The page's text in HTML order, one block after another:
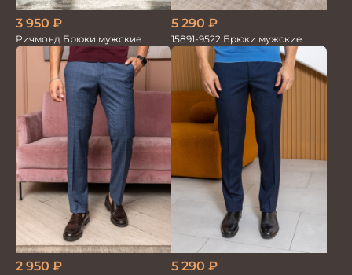
3 950 ₽
Ричмонд Брюки мужские
5 290 ₽
15891-9522 Брюки мужские
2 950 ₽ 5 290 ₽